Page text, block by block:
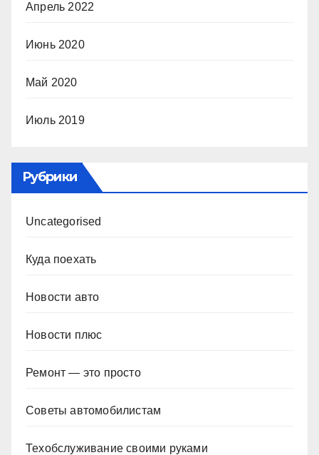
Апрель 2022
Июнь 2020
Май 2020
Июль 2019
Рубрики
Uncategorised
Куда поехать
Новости авто
Новости плюс
Ремонт — это просто
Советы автомобилистам
Техобслуживание своими руками